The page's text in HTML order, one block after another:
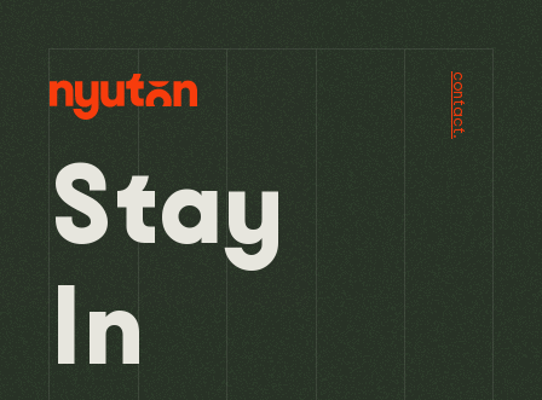
contact.
Stay
In